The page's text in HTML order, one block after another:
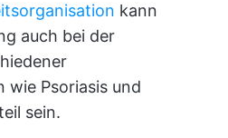
kann
auch bei der
wie Psoriasis und
sein.